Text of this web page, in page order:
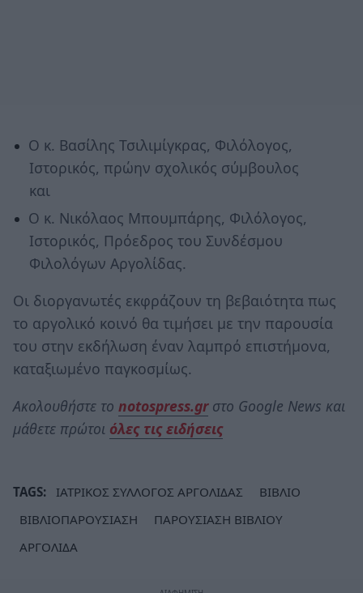
Ο κ. Βασίλης Τσιλιμίγκρας, Φιλόλογος,
Ιστορικός, πρώην σχολικός σύμβουλος
και
Ο κ. Νικόλαος Μπουμπάρης, Φιλόλογος,
Ιστορικός, Πρόεδρος του Συνδέσμου
Φιλολόγων Αργολίδας.
Οι διοργανωτές εκφράζουν τη βεβαιότητα πως
το αργολικό κοινό θα τιμήσει με την παρουσία
του στην εκδήλωση έναν λαμπρό επιστήμονα,
καταξιωμένο παγκοσμίως.
Ακολουθήστε το notospress.grστο Google News και
μάθετε πρώτοι όλες τις ειδήσεις
TAGS: ΙΑΤΡΙΚΟΣ ΣΥΛΛΟΓΟΣ ΑΡΓΟΛΙΔΑΣ
ΒΙΒΛΙΟ
ΒΙΒΛΙΟΠΑΡΟΥΣΙΑΣΗ
ΠΑΡΟΥΣΙΑΣΗ ΒΙΒΛΙΟΥ
ΑΡΓΟΛΙΔΑ